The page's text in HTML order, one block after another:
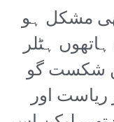
مشکل ہو
ہٹلر
شکست گو
اور